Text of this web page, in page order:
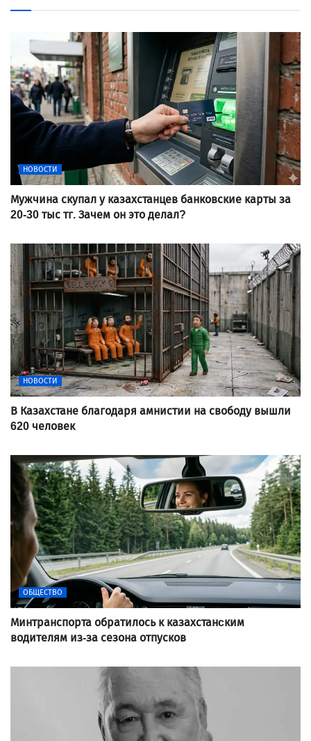
НОВОСТИ
Мужчина скупал у казахстанцев банковские карты за
20-30 тыс тг. Зачем он это делал?
НОВОСТИ
В Казахстане благодаря амнистии на свободу вышли
620 человек
ОБЩЕСТВО
Минтранспорта обратилось к казахстанcким
водителям из-за сезона отпусков